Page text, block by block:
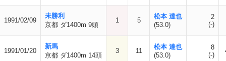
1991/02/09
未勝利
京都 ダ1400m 9頭
1 5
松本 達也
(53.0)
2
(-)
1991/01/20
新馬
京都 ダ1400m 14頭
3 11
松本 達也
(53.0)
8
(-)